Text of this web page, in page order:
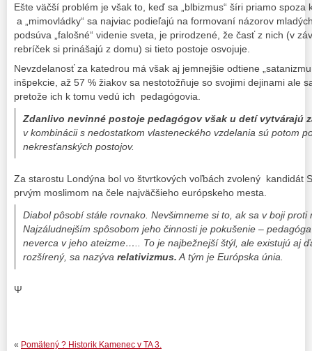
Ešte väčší problém je však to, keď sa „blbizmus“ šíri priamo spoza
a „mimovládky“ sa najviac podieľajú na formovaní názorov
podsúva „falošné“ videnie sveta, je prirodzené, že časť z nich (v
rebríček si prinášajú z domu) si tieto postoje osvojuje.
Nevzdelanosť za katedrou má však aj jemnejšie odtiene
inšpekcie, až 57 % žiakov sa nestotožňuje so svojimi dejinami ale
pretože ich k tomu vedú ich pedagógovia.
Zdanlivo nevinné postoje pedagógov však u detí vytvárajú
v kombinácii s nedostatkom vlasteneckého vzdelania sú potom
nekresťanských postojov.
Za starostu Londýna bol vo štvrtkových voľbách zvolený kandidát
prvým moslimom na čele najväčšieho európskeho mesta.
Diabol pôsobí stále rovnako. Nevšimneme si to, ak sa v boji proti
Najzáludnejším spôsobom jeho činnosti je pokušenie –
neverca v jeho ateizme….. To je najbežnejší štýl, ale existujú aj
rozšírený, sa nazýva relativizmus.A tým je Európska únia.
Ψ
« Pomätený ? Historik Kamenec v TA 3.